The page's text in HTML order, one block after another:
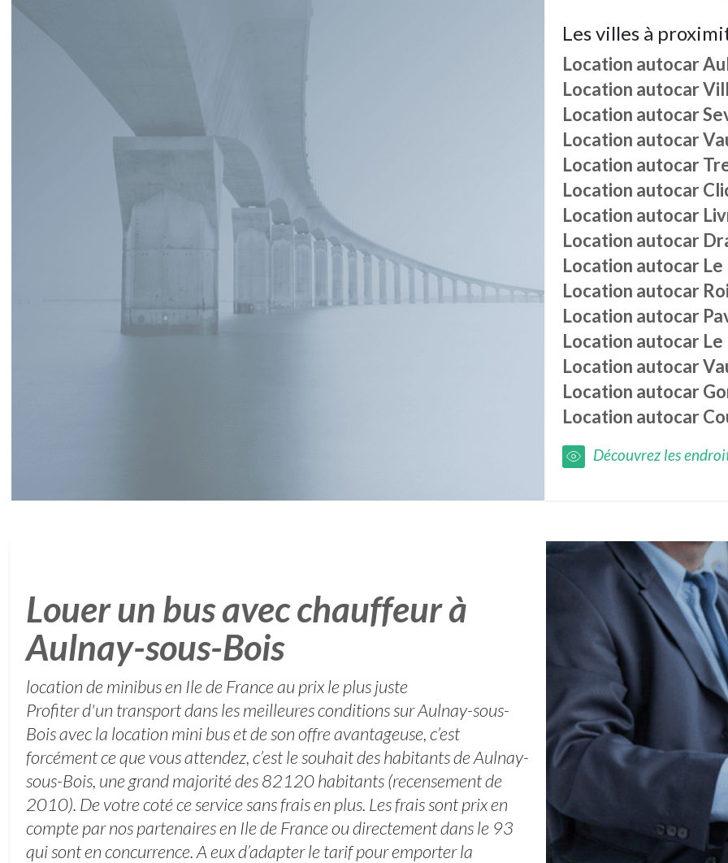
Les villes à
Location autocar
Location autocar
Location autocar
Location autocar
Location autocar
Location autocar
Location autocar
Location autocar
Location autocar
Location autocar
Location autocar
Location autocar Le
Location autocar
Location autocar
Location autocar
Découvrez les
Louer un bus avec chauffeur à
Aulnay-sous-Bois
location de minibus en Ile de France au prix le plus juste
Profiter d'un transport dans les meilleures conditions sur Aulnay-sous-
Bois avec la location mini bus et de son offre avantageuse, c’est
forcément ce que vous attendez, c’est le souhait des habitants de Aulnay-
sous-Bois, une grand majorité des 82120 habitants (recensement de
2010). De votre coté ce service sans frais en plus. Les frais sont prix en
compte par nos partenaires en Ile de France ou directement dans le 93
qui sont en concurrence. A eux d’adapter le tarif pour emporter la